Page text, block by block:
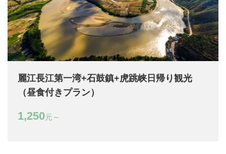
麗江長江第一湾+石鼓鎮+虎跳峡日帰り観光
（昼食付きプラン）
1,250元～